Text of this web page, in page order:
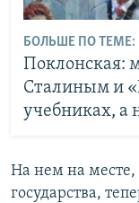
БОЛЬШЕ ПО ТЕМЕ:
Поклонская:
Сталиным и
учебниках, а
На нем на месте,
государства,